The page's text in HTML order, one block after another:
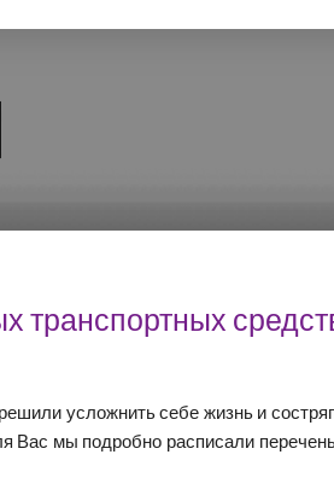
транспортных
усложнить себе жизнь и
Вас мы подробно расписали